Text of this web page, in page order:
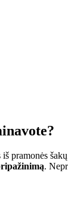
pramonės šakų
.